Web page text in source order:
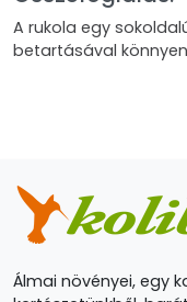
A rukola egy
betartásával
Álmai növényei, egy